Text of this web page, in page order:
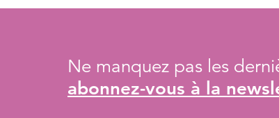
Ne manquez pas les
abonnez-vous à la